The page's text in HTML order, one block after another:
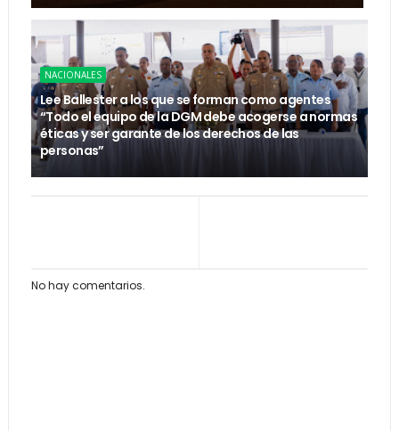
NACIONALES
Lee Ballester a los que se forman como agentes
“Todo el equipo de la DGM debe acogerse a normas
éticas y ser garante de los derechos de las
personas”
No hay comentarios.